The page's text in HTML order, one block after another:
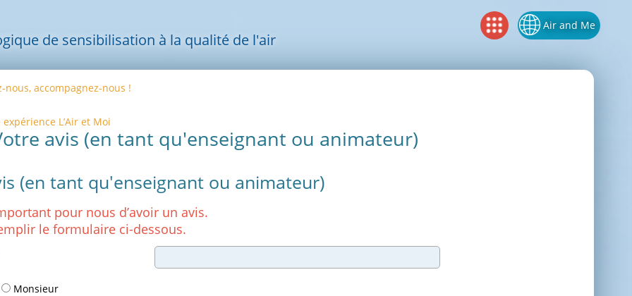
de sensibilisation à la qualité de l'air
Air and Me
nous, accompagnez-nous !
expérience L’Air et Moi
avis (en tant qu'enseignant ou animateur)
(en tant qu'enseignant ou animateur)
pour nous d’avoir un avis.
le formulaire ci-dessous.
Monsieur